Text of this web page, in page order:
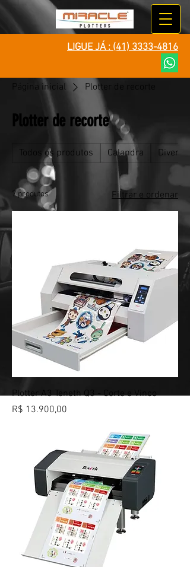
LIGUE JÁ :(41) 3333-4816
Página inicial Plotter de recorte
Plotter de recorte
Todos os produtos Calandra Diversos
7 produtos Filtrar e ordenar
Plotter A3 Teneth Q3 - Corte e Vinco
Preço
R$ 13.900,00